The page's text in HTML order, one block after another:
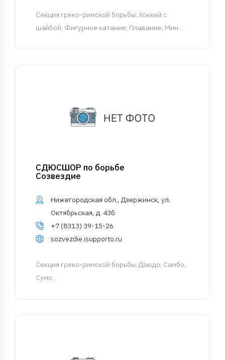
Cекция греко-римской борьбы; Хоккей с
шайбой; Фигурное катание; Плавание; Мин...
СДЮСШОР по борьбе
Созвездие
Нижегородская обл., Дзержинск, ул.
Октябрьская, д. 43б
+7 (8313) 39-15-26
sozvezdie.isupporto.ru
Cекция греко-римской борьбы; Дзюдо; Самбо;
Сумо...